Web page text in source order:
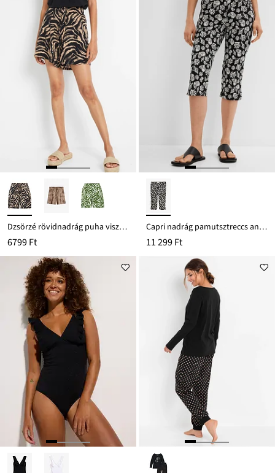
Dzsörzé rövidnadrág puha viszkóz keverékből
6799 Ft
Capri nadrág pamutsztreccs anyagból
11 299 Ft